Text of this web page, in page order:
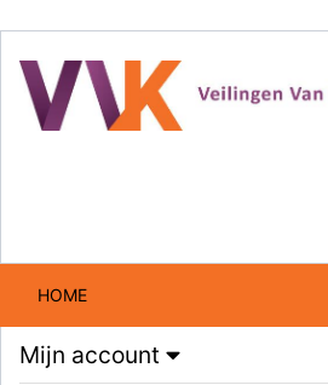
HOME
Mijn account